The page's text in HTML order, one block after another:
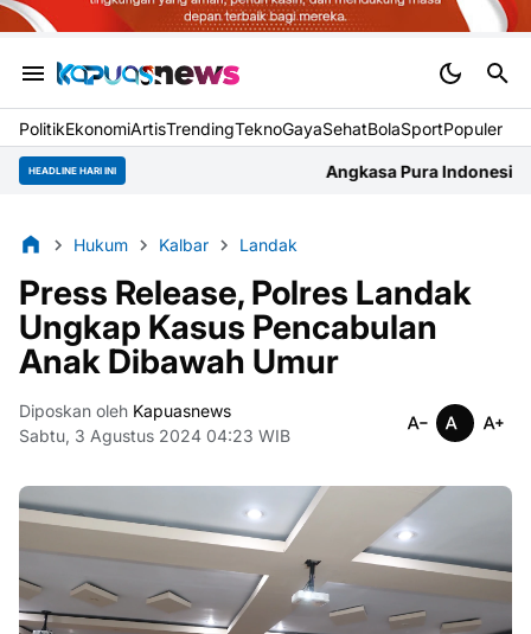
PolitikEkonomiArtisTrendingTeknoGayaSehatBolaSportPopuler
HEADLINE HARI INI Angkasa Pura Indonesia Bandara Supadio
Hukum Kalbar Landak
Press Release, Polres Landak
Ungkap Kasus Pencabulan
Anak Dibawah Umur
Diposkan oleh Kapuasnews
Sabtu, 3 Agustus 2024 04:23 WIB